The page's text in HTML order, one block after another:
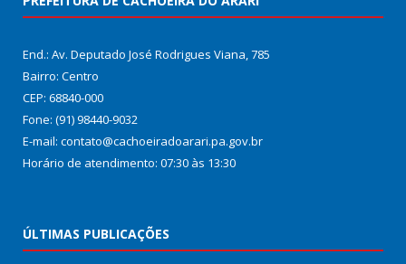
End.: Av. Deputado José Rodrigues Viana, 785
Bairro: Centro
CEP: 68840-000
Fone: (91) 98440-9032
E-mail: contato@cachoeiradoarari.pa.gov.br
Horário de atendimento: 07:30 às 13:30
ÚLTIMAS PUBLICAÇÕES